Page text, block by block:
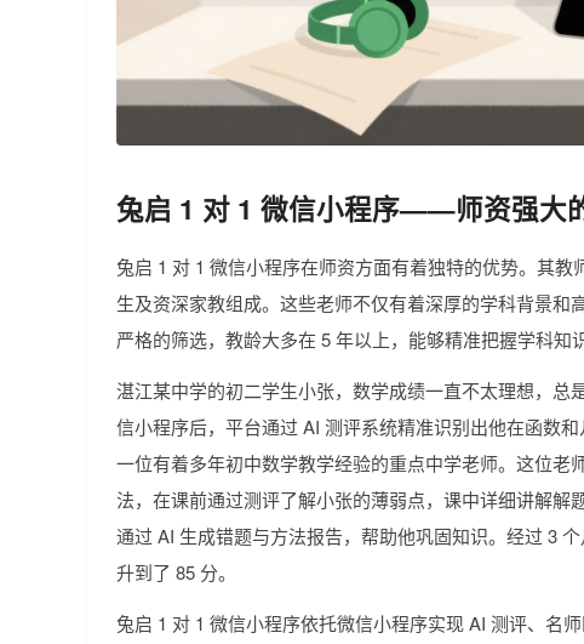
兔启 1 对 1 微信小程序——师资强大
兔启 1 对 1 微信小程序在师资方面有着独特的优势。其教
生及资深家教组成。这些老师不仅有着深厚的学科背景和
严格的筛选，教龄大多在 5 年以上，能够精准把握学科知
湛江某中学的初二学生小张，数学成绩一直不太理想，总
信小程序后，平台通过 AI 测评系统精准识别出他在函数
一位有着多年初中数学教学经验的重点中学老师。这位老
法，在课前通过测评了解小张的薄弱点，课中详细讲解解
通过 AI 生成错题与方法报告，帮助他巩固知识。经过 3
升到了 85 分。
兔启 1 对 1 微信小程序依托微信小程序实现 AI 测评、名